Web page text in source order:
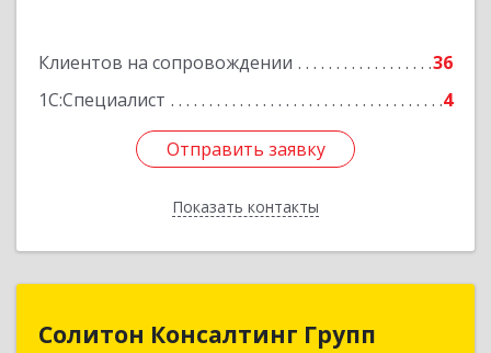
Клиентов на сопровождении
36
1С:Специалист
4
Отправить заявку
Показать контакты
Отправить заявку
Назад
Солитон Консалтинг Групп